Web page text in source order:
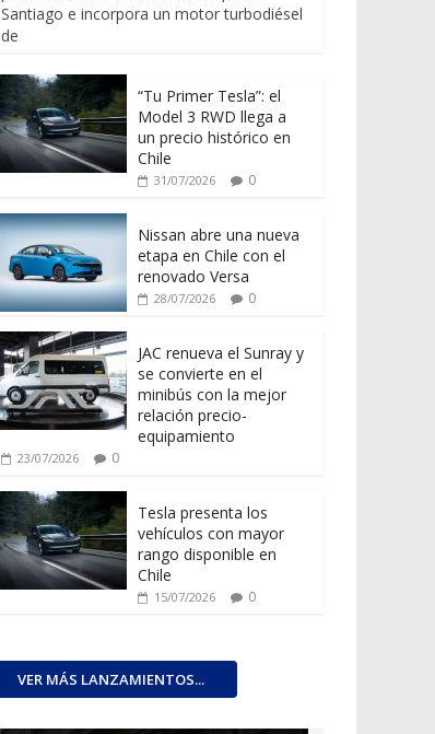
Santiago e incorpora un motor turbodiésel
de
“Tu Primer Tesla”: el
Model 3 RWD llega a
un precio histórico en
Chile
31/07/2026 0
Nissan abre una nueva
etapa en Chile con el
renovado Versa
28/07/2026 0
JAC renueva el Sunray y
se convierte en el
minibús con la mejor
relación precio-
equipamiento
23/07/2026 0
Tesla presenta los
vehículos con mayor
rango disponible en
Chile
15/07/2026 0
VER MÁS LANZAMIENTOS...